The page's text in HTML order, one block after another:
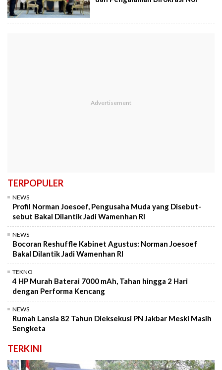
TERPOPULER
NEWS
Profil Norman Joesoef, Pengusaha Muda yang Disebut-
sebut Bakal Dilantik Jadi Wamenhan RI
NEWS
Bocoran Reshuffle Kabinet Agustus: Norman Joesoef
Bakal Dilantik Jadi Wamenhan RI
TEKNO
4 HP Murah Baterai 7000 mAh, Tahan hingga 2 Hari
dengan Performa Kencang
NEWS
Rumah Lansia 82 Tahun Dieksekusi PN Jakbar Meski Masih
Sengketa
TERKINI